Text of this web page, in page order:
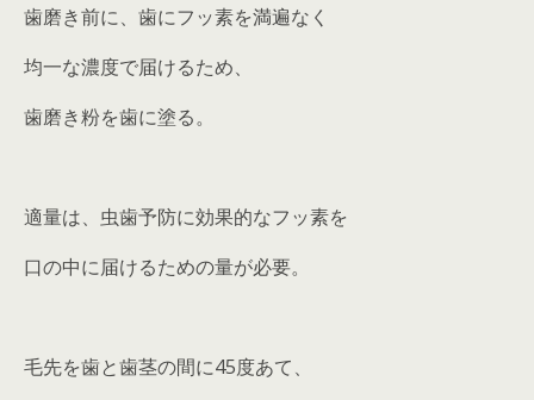
歯磨き前に、歯にフッ素を満遍なく
均一な濃度で届けるため、
歯磨き粉を歯に塗る。
適量は、虫歯予防に効果的なフッ素を
口の中に届けるための量が必要。
毛先を歯と歯茎の間に45度あて、